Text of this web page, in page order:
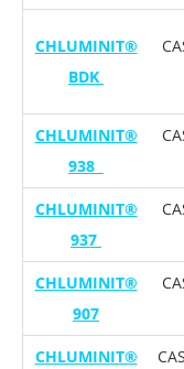
CHLUMINIT®
BDK
CHLUMINIT®
938
CHLUMINIT®
937
CHLUMINIT®
907
CHLUMINIT®